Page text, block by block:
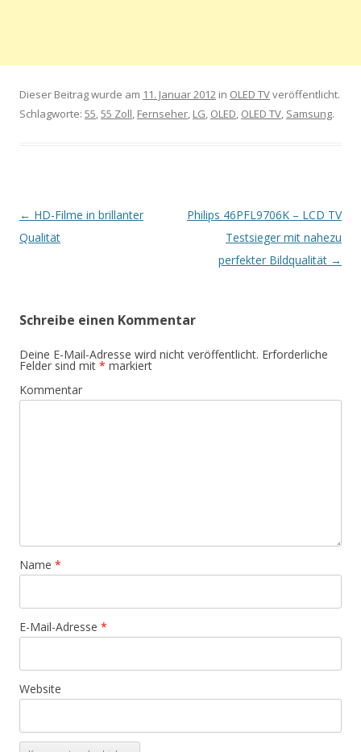
Dieser Beitrag wurde am 11. Januar 2012 in OLED TVveröffentlicht.
Schlagworte: 55,55 Zoll, Fernseher, LG, OLED, OLED TV, Samsung.
Artikel-
Navigation
← HD-Filme in brillanter
Qualität
Philips 46PFL9706K – LCD TV
Testsieger mit nahezu
perfekter Bildqualität →
Schreibe einen Kommentar
Deine E-Mail-Adresse wird nicht veröffentlicht. Erforderliche
Felder sind mit * markiert
Kommentar
Name *
E-Mail-Adresse *
Website